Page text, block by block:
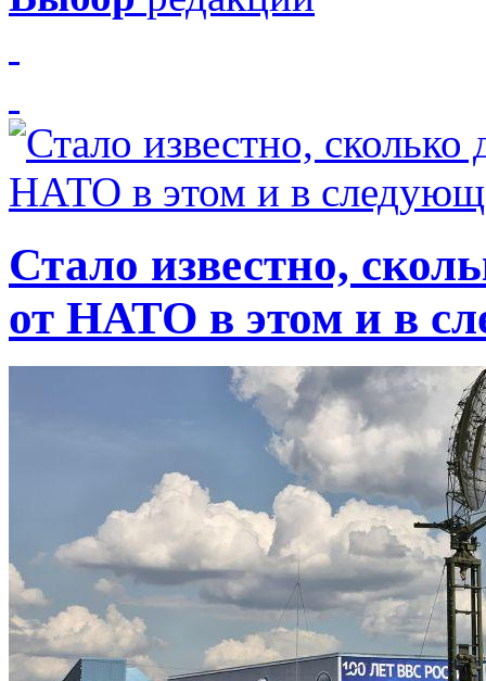
Стало известно,
от НАТО в этом и в